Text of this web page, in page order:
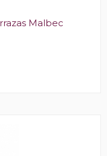
Malbec